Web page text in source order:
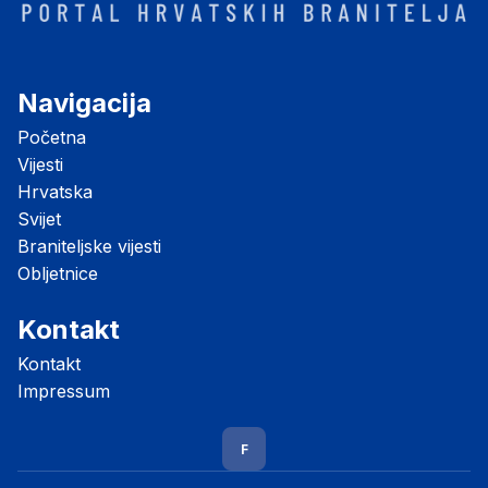
Navigacija
Početna
Vijesti
Hrvatska
Svijet
Braniteljske vijesti
Obljetnice
Kontakt
Kontakt
Impressum
F